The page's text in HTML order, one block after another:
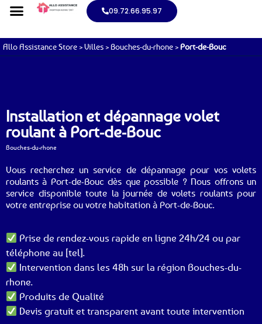
09.72.66.95.97
Allo Assistance Store >Villes >Bouches-du-rhone >Port-de-Bouc
Installation et dépannage volet
roulant à Port-de-Bouc
Bouches-du-rhone
Vous recherchez un service de dépannage pour vos volets
roulants à Port-de-Bouc dès que possible ? Nous offrons un
service disponible toute la journée de volets roulants pour
votre entreprise ou votre habitation à Port-de-Bouc.
Prise de rendez-vous rapide en ligne 24h/24 ou par
téléphone au [tel].
Intervention dans les 48h sur la région Bouches-du-
rhone.
Produits de Qualité
Devis gratuit et transparent avant toute intervention